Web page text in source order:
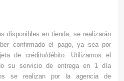
disponibles en tienda, se realizarán
confirmado el pago, ya sea por
de crédito/débito. Utilizamos el
su servicio de entrega en 1 día
se realizan por la agencia de